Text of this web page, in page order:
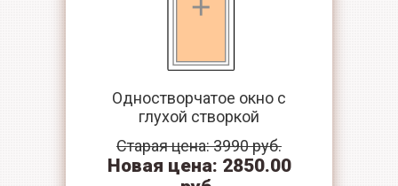
Одностворчатое окно с
глухой створкой
Старая цена: 3990 руб.
Новая цена: 2850.00